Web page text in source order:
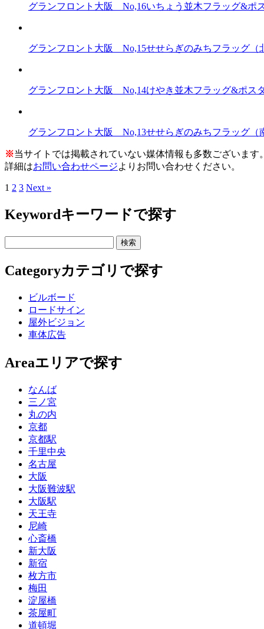
グランフロント大阪 No,16いちょう並木フラッグ&ポ
グランフロント大阪 No,15せせらぎのみちフラッグ（
グランフロント大阪 No,14けやき並木フラッグ&ポス
グランフロント大阪 No,13せせらぎのみちフラッグ（
※当サイトでは掲載されていない媒体情報も多数ございます。
詳細はお問い合わせページよりお問い合わせください。
1 2 3 Next »
Keywordキーワードで探す
Categoryカテゴリで探す
ビルボード
ロードサイン
屋外ビジョン
車体広告
Areaエリアで探す
なんば
三ノ宮
丸の内
京都
京都駅
千里中央
名古屋
大阪
大阪難波駅
大阪駅
天王寺
尼崎
心斎橋
新大阪
新宿
枚方市
梅田
淀屋橋
茶屋町
道頓堀